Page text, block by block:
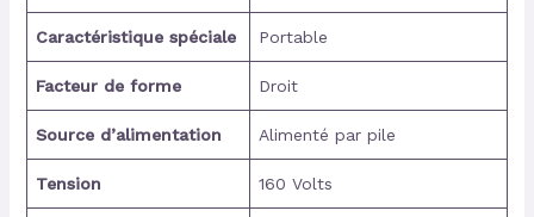
Caractéristique spéciale Portable
Facteur de forme Droit
Source d’alimentation Alimenté par pile
Tension 160 Volts